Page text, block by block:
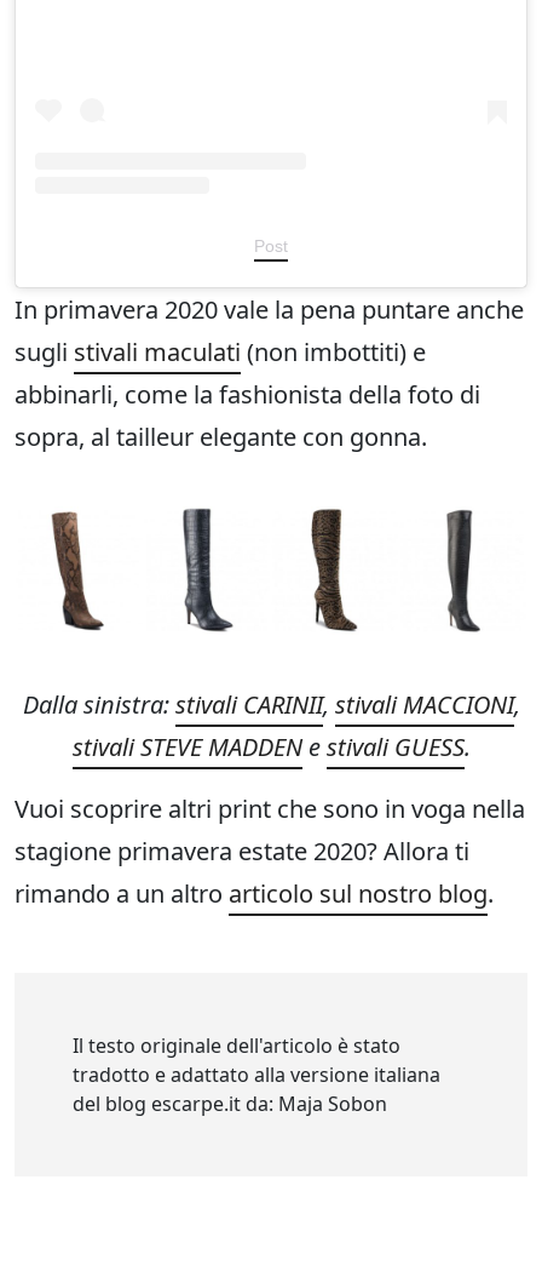
Post
In primavera 2020 vale la pena puntare anche
sugli stivali maculati (non imbottiti) e
abbinarli, come la fashionista della foto di
sopra, al tailleur elegante con gonna.
Dalla sinistra:stivali CARINII, stivali MACCIONI,
stivali STEVE MADDENestivali GUESS.
Vuoi scoprire altri print che sono in voga nella
stagione primavera estate 2020? Allora ti
rimando a un altro articolo sul nostro blog.
Il testo originale dell'articolo è stato
tradotto e adattato alla versione italiana
del blog escarpe.it da: Maja Sobon